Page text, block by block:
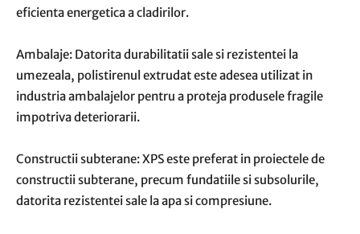
eficienta energetica a cladirilor.
Ambalaje: Datorita durabilitatii sale si rezistentei la
umezeala, polistirenul extrudat este adesea utilizat in
industria ambalajelor pentru a proteja produsele fragile
impotriva deteriorarii.
Constructii subterane: XPS este preferat in proiectele de
constructii subterane, precum fundatiile si subsolurile,
datorita rezistentei sale la apa si compresiune.